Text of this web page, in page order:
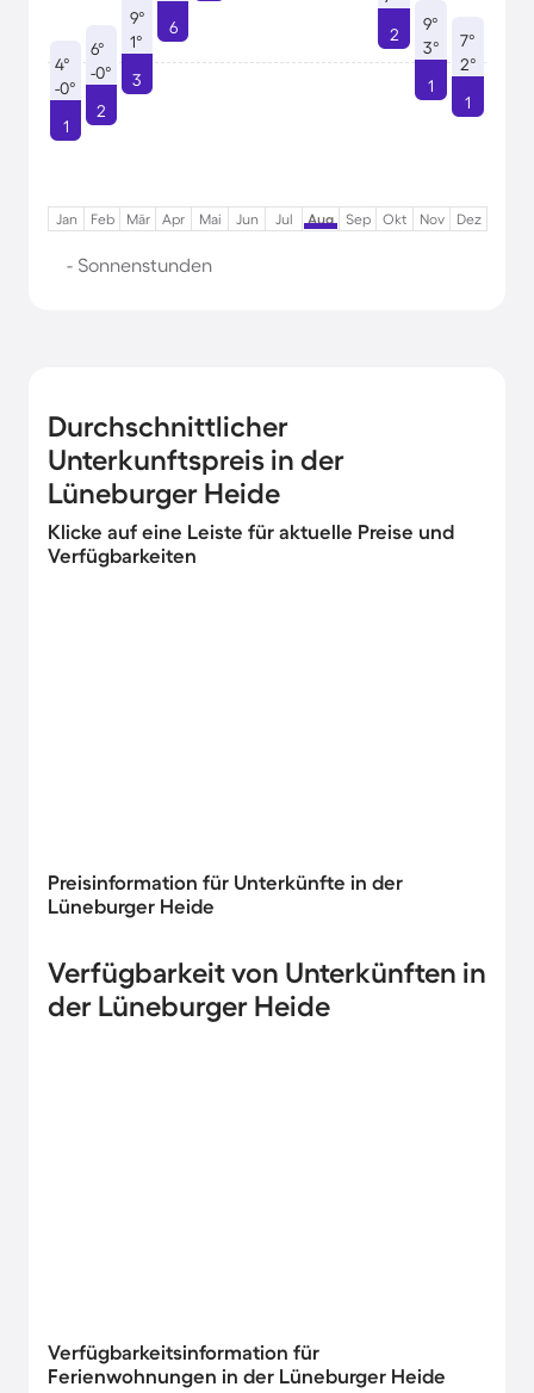
4°
-0°
1
6°
-0°
2
9°
1°
3
6
2
9°
3°
1
7°
2°
1
Jan Feb Mär Apr Mai Jun Jul Aug Sep Okt Nov Dez
- Sonnenstunden
Durchschnittlicher
Unterkunftspreis in der
Lüneburger Heide
Klicke auf eine Leiste für aktuelle Preise und
Verfügbarkeiten
Preisinformation für Unterkünfte in der
Lüneburger Heide
Verfügbarkeit von Unterkünften in
der Lüneburger Heide
Verfügbarkeitsinformation für
Ferienwohnungen in der Lüneburger Heide